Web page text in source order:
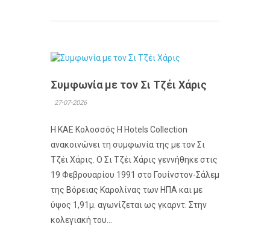
Συμφωνία με τον Σι Τζέι Χάρις
27-07-2026
Η ΚΑΕ Κολοσσός H Hotels Collection
ανακοινώνει τη συμφωνία της με τον Σι
Τζέι Χάρις. Ο Σι Τζέι Χάρις γεννήθηκε στις
19 Φεβρουαρίου 1991 στο Γουίνστον-Σάλεμ
της Βόρειας Καρολίνας των ΗΠΑ και με
ύψος 1,91μ. αγωνίζεται ως γκαρντ. Στην
κολεγιακή του...